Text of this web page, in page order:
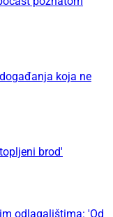
koja ne
brod'
odlagalištima: 'Od